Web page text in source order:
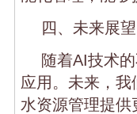
四、未来展望
随着AI技术
应用。未来，
水资源管理提